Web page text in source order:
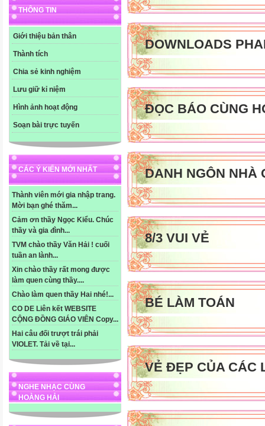
THÔNG TIN
Giới thiệu bản thân
Thành tích
Chia sẻ kinh nghiệm
Lưu giữ kỉ niệm
Hình ảnh hoạt động
Soạn bài trực tuyến
CÁC Ý KIẾN MỚI NHẤT
Thành viên mới gia nhập trang.
Mời bạn ghé thăm...
Cảm ơn thầy Ngọc Kiểu. Chúc
thầy và gia đình...
TVM chào thầy Văn Hải ! cuối
tuần an lành...
Xin chào thầy rất mong được
làm quen cùng thầy....
Chào làm quen thầy Hai nhé!...
CO DE Liên kết WEBSITE
CỘNG ĐỒNG GIÁO VIÊN Copy...
Hai câu đối trượt trái phải
VIOLET. Tải về tại...
NGHE NHẠC CÙNG
HOÀNG HẢI
DOWNLOADS
ĐỌC BÁO CÙNG
DANH NGÔN NHÀ
8/3 VUI VẺ
BÉ LÀM TOÁN
VẺ ĐẸP CỦA CÁC